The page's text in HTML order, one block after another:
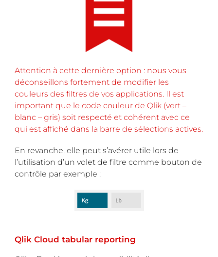
Attention à cette dernière option : nous vous
déconseillons fortement de modifier les
couleurs des filtres de vos applications. Il est
important que le code couleur de Qlik (vert –
blanc – gris) soit respecté et cohérent avec ce
qui est affiché dans la barre de sélections actives.
En revanche, elle peut s’avérer utile lors de
l’utilisation d’un volet de filtre comme bouton de
contrôle par exemple :
Qlik Cloud tabular reporting